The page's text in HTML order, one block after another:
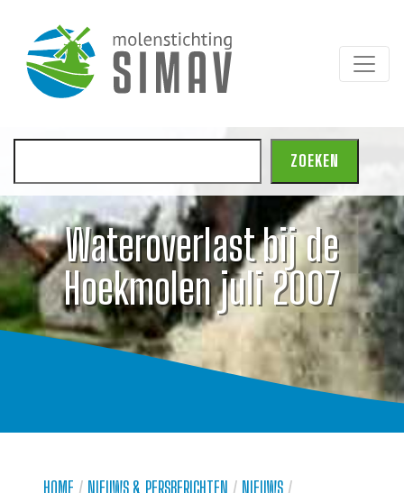
ZOEKEN
Wateroverlast bij de
Hoekmolen juli 2007
HOME / NIEUWS & PERSBERICHTEN / NIEUWS /